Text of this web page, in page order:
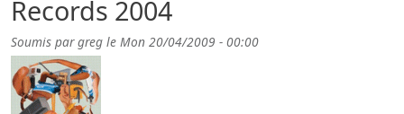
Records 2004
Soumis pargreg le Mon 20/04/2009 - 00:00